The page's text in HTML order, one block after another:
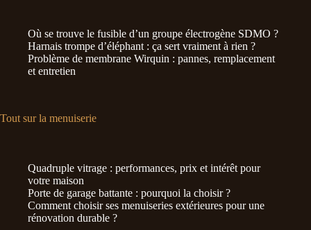
Où se trouve le fusible d’un groupe électrogène SDMO ?
Harnais trompe d’éléphant : ça sert vraiment à rien ?
Problème de membrane Wirquin : pannes, remplacement
et entretien
Tout sur la menuiserie
Quadruple vitrage : performances, prix et intérêt pour
votre maison
Porte de garage battante : pourquoi la choisir ?
Comment choisir ses menuiseries extérieures pour une
rénovation durable ?